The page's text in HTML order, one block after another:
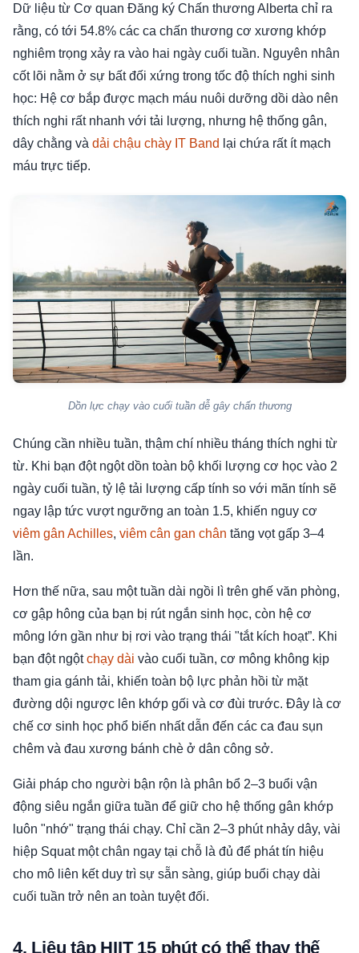
Dữ liệu từ Cơ quan Đăng ký Chấn thương Alberta chỉ ra
rằng, có tới 54.8% các ca chấn thương cơ xương khớp
nghiêm trọng xảy ra vào hai ngày cuối tuần. Nguyên nhân
cốt lõi nằm ở sự bất đối xứng trong tốc độ thích nghi sinh
học: Hệ cơ bắp được mạch máu nuôi dưỡng dồi dào nên
thích nghi rất nhanh với tải lượng, nhưng hệ thống gân,
dây chằng và dải chậu chày IT Band lại chứa rất ít mạch
máu trực tiếp.
Dồn lực chạy vào cuối tuần dễ gây chấn thương
Chúng cần nhiều tuần, thậm chí nhiều tháng thích nghi từ
từ. Khi bạn đột ngột dồn toàn bộ khối lượng cơ học vào 2
ngày cuối tuần, tỷ lệ tải lượng cấp tính so với mãn tính sẽ
ngay lập tức vượt ngưỡng an toàn 1.5, khiến nguy cơ
viêm gân Achilles, viêm cân gan chân tăng vọt gấp 3–4
lần.
Hơn thế nữa, sau một tuần dài ngồi lì trên ghế văn phòng,
cơ gập hông của bạn bị rút ngắn sinh học, còn hệ cơ
mông lớn gần như bị rơi vào trạng thái "tắt kích hoạt”. Khi
bạn đột ngộtchạy dài vào cuối tuần, cơ mông không kịp
tham gia gánh tải, khiến toàn bộ lực phản hồi từ mặt
đường dội ngược lên khớp gối và cơ đùi trước. Đây là cơ
chế cơ sinh học phổ biến nhất dẫn đến các ca đau sụn
chêm và đau xương bánh chè ở dân công sở.
Giải pháp cho người bận rộn là phân bổ 2–3 buổi vận
động siêu ngắn giữa tuần để giữ cho hệ thống gân khớp
luôn "nhớ" trạng thái chạy. Chỉ cần 2–3 phút nhảy dây, vài
hiệp Squat một chân ngay tại chỗ là đủ để phát tín hiệu
cho mô liên kết duy trì sự sẵn sàng, giúp buổi chạy dài
cuối tuần trở nên an toàn tuyệt đối.
4. Liệu tập HIIT 15 phút có thể thay thế